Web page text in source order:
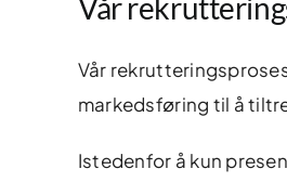
Vår
Vår
markedsføring til å
Istedenfor å kun